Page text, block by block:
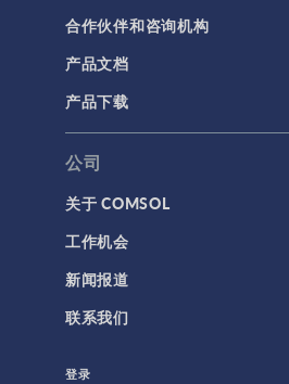
合作伙伴和咨询机构
产品文档
产品下载
公司
关于 COMSOL
工作机会
新闻报道
联系我们
登录